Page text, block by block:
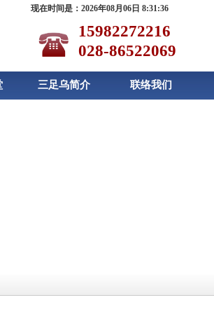
现在时间是：2026年08月06日 8:31:37
15982272216
028-86522069
三足乌简介 联络我们